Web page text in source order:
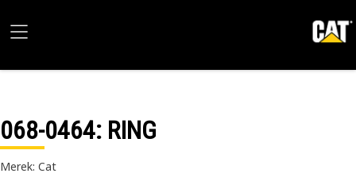
068-0464: RING
Merek: Cat